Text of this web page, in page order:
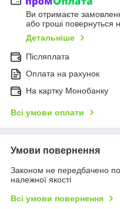
Ви отримаєте
або гроші повернуться
Детальніше
Післяплата
Оплата на рахунок
На картку Монобанку
Всі умови оплати
Умови повернення
Законом не передбачено
належної якості
Всі умови повернення